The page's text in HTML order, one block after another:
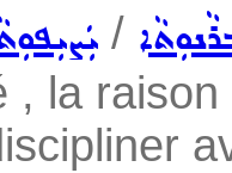
/
, la